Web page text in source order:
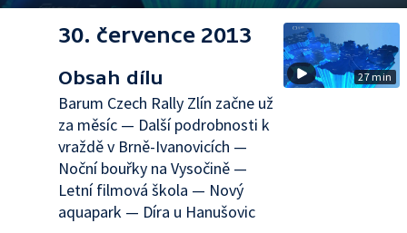
30. července 2013
Obsah dílu
Barum Czech Rally Zlín začne už
za měsíc — Další podrobnosti k
vraždě v Brně-Ivanovicích —
Noční bouřky na Vysočině —
Letní filmová škola — Nový
aquapark — Díra u Hanušovic
27 min